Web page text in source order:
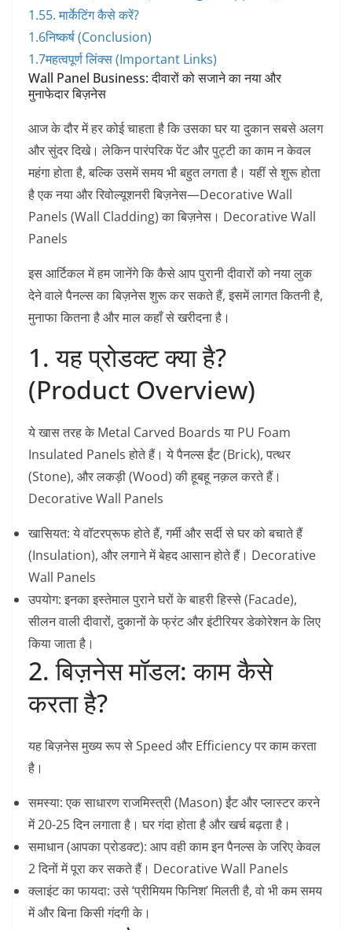
1.5​5. मार्केटिंग कैसे करें?
1.6​निष्कर्ष (Conclusion)
1.7​महत्वपूर्ण लिंक्स (Important Links)
Wall Panel Business: दीवारों को सजाने का नया और
मुनाफेदार बिज़नेस
​आज के दौर में हर कोई चाहता है कि उसका घर या दुकान सबसे अलग
और सुंदर दिखे। लेकिन पारंपरिक पेंट और पुट्टी का काम न केवल
महंगा होता है, बल्कि उसमें समय भी बहुत लगता है। यहीं से शुरू होता
है एक नया और रिवोल्यूशनरी बिज़नेस—Decorative Wall
Panels (Wall Cladding)का बिज़नेस। Decorative Wall
Panels
​इस आर्टिकल में हम जानेंगे कि कैसे आप पुरानी दीवारों को नया लुक
देने वाले पैनल्स का बिज़नेस शुरू कर सकते हैं, इसमें लागत कितनी है,
मुनाफा कितना है और माल कहाँ से खरीदना है।
1. यह प्रोडक्ट क्या है?
(Product Overview)
​ये खास तरह के Metal Carved Boardsया PU Foam
Insulated Panelsहोते हैं। ये पैनल्स ईंट (Brick), पत्थर
(Stone), और लकड़ी (Wood) की हूबहू नक़ल करते हैं।
Decorative Wall Panels
खासियत:ये वॉटरप्रूफ होते हैं, गर्मी और सर्दी से घर को बचाते हैं
(Insulation), और लगाने में बेहद आसान होते हैं। Decorative
Wall Panels
उपयोग:इनका इस्तेमाल पुराने घरों के बाहरी हिस्से (Facade),
सीलन वाली दीवारों, दुकानों के फ्रंट और इंटीरियर डेकोरेशन के लिए
किया जाता है।
2. बिज़नेस मॉडल: काम कैसे
करता है?
​यह बिज़नेस मुख्य रूप सेSpeed और Efficiencyपर काम करता
है।
समस्या:एक साधारण राजमिस्त्री (Mason) ईंट और प्लास्टर करने
में 20-25 दिन लगाता है। घर गंदा होता है और खर्च बढ़ता है।
समाधान (आपका प्रोडक्ट): आप वही काम इन पैनल्स के जरिए केवल
2 दिनों में पूरा कर सकते हैं। Decorative Wall Panels
क्लाइंट का फायदा:उसे ‘प्रीमियम फिनिश’ मिलती है, वो भी कम समय
में और बिना किसी गंदगी के।